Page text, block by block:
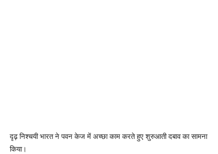
दृढ़ निश्चयी भारत ने पवन केज में अच्छा काम करते हुए शुरुआती दबाव का सामना
किया।